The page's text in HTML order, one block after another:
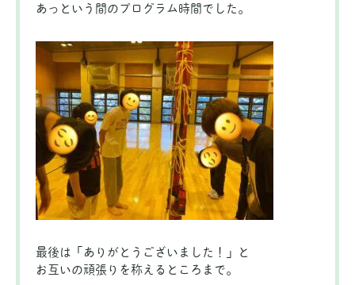
あっという間のプログラム時間でした。
最後は「ありがとうございました！」と
お互いの頑張りを称えるところまで。